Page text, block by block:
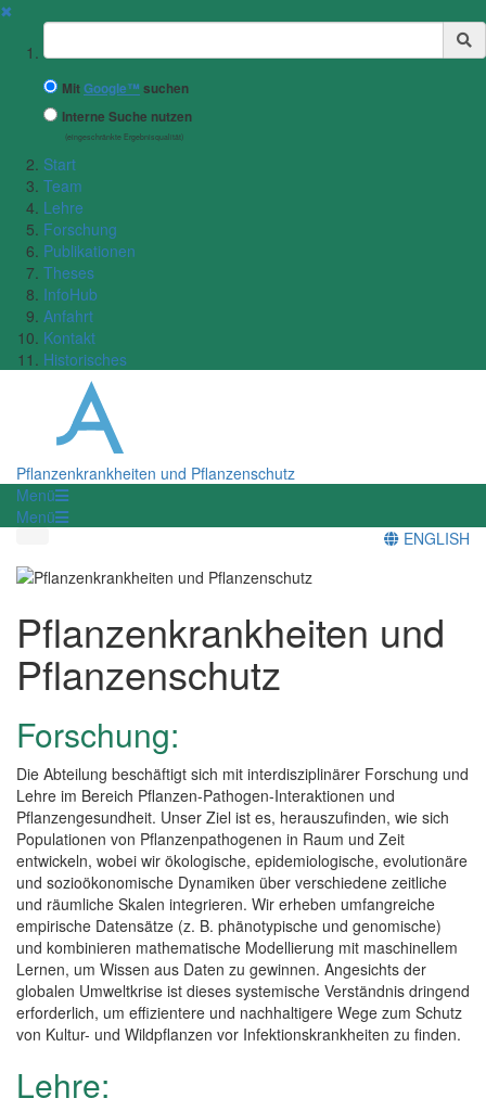
✖
Suchbegriff
MitGoogle™ suchen
Interne Suche nutzen
(eingeschränkte Ergebnisqualität)
Start
Team
Lehre
Forschung
Publikationen
Theses
InfoHub
Anfahrt
Kontakt
Historisches
Pflanzenkrankheiten und Pflanzenschutz
Menü
Menü
ENGLISH
Pflanzenkrankheiten und
Pflanzenschutz
Forschung:
Die Abteilung beschäftigt sich mit interdisziplinärer Forschung und
Lehre im Bereich Pflanzen-Pathogen-Interaktionen und
Pflanzengesundheit. Unser Ziel ist es, herauszufinden, wie sich
Populationen von Pflanzenpathogenen in Raum und Zeit
entwickeln, wobei wir ökologische, epidemiologische, evolutionäre
und sozioökonomische Dynamiken über verschiedene zeitliche
und räumliche Skalen integrieren. Wir erheben umfangreiche
empirische Datensätze (z. B. phänotypische und genomische)
und kombinieren mathematische Modellierung mit maschinellem
Lernen, um Wissen aus Daten zu gewinnen. Angesichts der
globalen Umweltkrise ist dieses systemische Verständnis dringend
erforderlich, um effizientere und nachhaltigere Wege zum Schutz
von Kultur- und Wildpflanzen vor Infektionskrankheiten zu finden.
Lehre: